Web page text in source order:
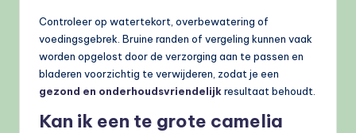
Controleer op watertekort, overbewatering of
voedingsgebrek. Bruine randen of vergeling kunnen vaak
worden opgelost door de verzorging aan te passen en
bladeren voorzichtig te verwijderen, zodat je een
gezond en onderhoudsvriendelijk resultaat behoudt.
Kan ik een te grote camelia